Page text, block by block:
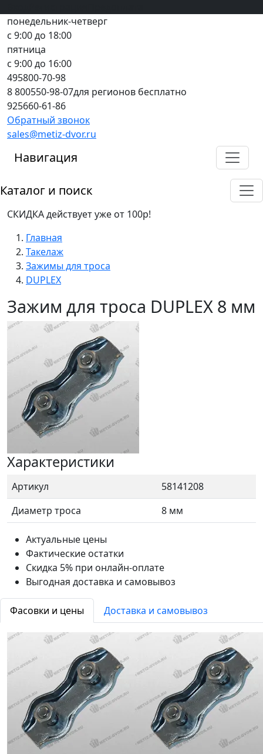
понедельник-четверг
с 9:00 до 18:00
пятница
с 9:00 до 16:00
495800-70-98
8 800550-98-07для регионов бесплатно
925660-61-86
Обратный звонок
sales@metiz-dvor.ru
Навигация
Каталог и поиск
СКИДКА действует уже от 100р!
Главная
Такелаж
Зажимы для троса
DUPLEX
Зажим для троса DUPLEX 8 мм
Характеристики
Артикул
58141208
Диаметр троса
8 мм
Актуальные цены
Фактические остатки
Скидка 5% при онлайн-оплате
Выгодная доставка и самовывоз
Фасовки и цены Доставка и самовывоз